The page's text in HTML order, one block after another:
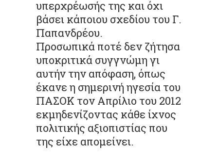
υπερχρέωσής της και όχι
βάσει κάποιου σχεδίου του Γ.
Παπανδρέου.
Προσωπικά ποτέ δεν ζήτησα
υποκριτικά συγγνώμη γι
αυτήν την απόφαση, όπως
έκανε η σημερινή ηγεσία του
ΠΑΣΟΚ τον Απρίλιο του 2012
εκμηδενίζοντας κάθε ίχνος
πολιτικής αξιοπιστίας που
της είχε απομείνει.